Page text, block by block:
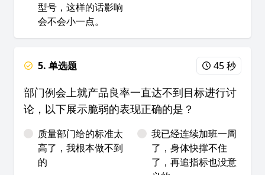
型号，这样的话影响
会不会小一点。
5. 单选题 45 秒
部门例会上就产品良率一直达不到目标进行讨
论，以下展示脆弱的表现正确的是？
质量部门给的标准太
高了，我根本做不到
的
我已经连续加班一周
了，身体快撑不住
了，再追指标也没意